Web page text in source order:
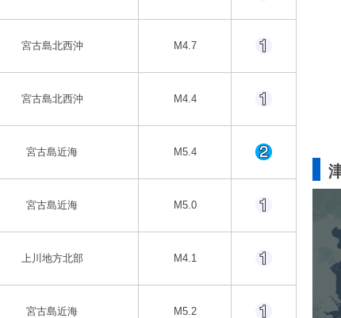
宮古島北西沖 M4.7
宮古島北西沖 M4.4
宮古島近海 M5.4
宮古島近海 M5.0
上川地方北部 M4.1
宮古島近海 M5.2